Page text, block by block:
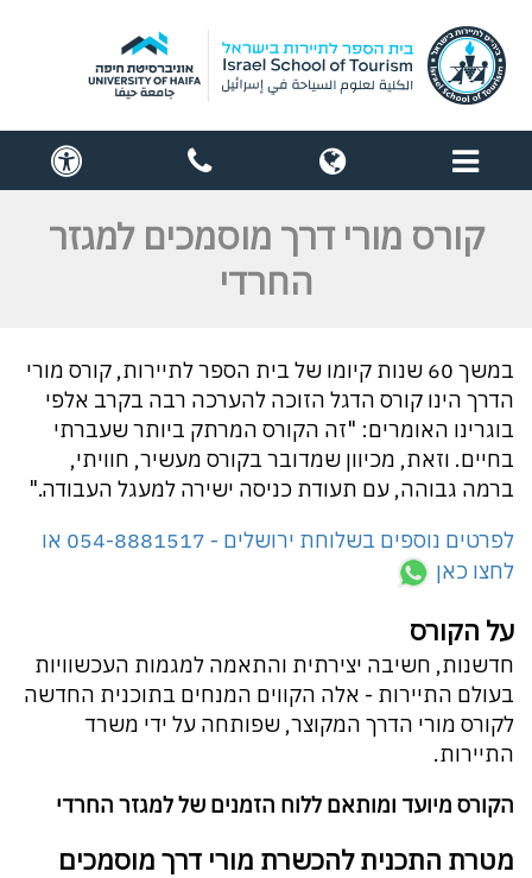
תפריט globe
contact
us
קורס מורי דרך מוסמכים למגזר
החרדי
במשך 60 שנות קיומו של בית הספר לתיירות, קורס מורי
הדרך הינו קורס הדגל הזוכה להערכה רבה בקרב אלפי
בוגרינו האומרים: "זה הקורס המרתק ביותר שעברתי
בחיים. וזאת, מכיוון שמדובר בקורס מעשיר, חוויתי,
ברמה גבוהה, עם תעודת כניסה ישירה למעגל העבודה."
לפרטים נוספים בשלוחת ירושלים - 054-8881517 או
לחצו כאן
על הקורס
חדשנות, חשיבה יצירתית והתאמה למגמות העכשוויות
בעולם התיירות - אלה הקווים המנחים בתוכנית החדשה
לקורס מורי הדרך המקוצר, שפותחה על ידי משרד
התיירות.
הקורס מיועד ומותאם ללוח הזמנים של למגזר החרדי
מטרת התכנית להכשרת מורי דרך מוסמכים